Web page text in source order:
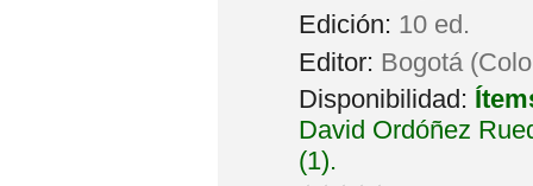
Edición: 10 ed.
Editor: Bogotá
Disponibilidad:
David Ordóñez
(1).